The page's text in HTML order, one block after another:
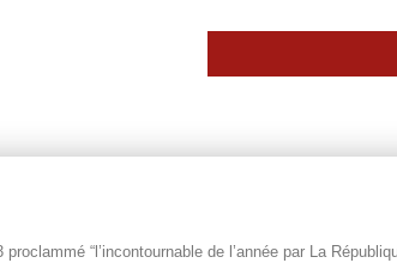
“l’incontournable de l’année par La